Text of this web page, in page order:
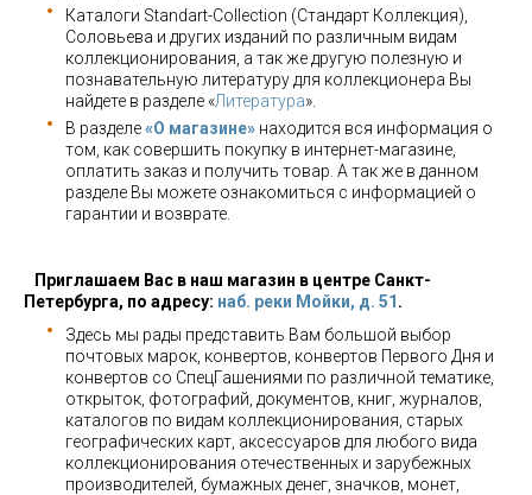
Каталоги Standart-Collection (Стандарт Коллекция),
Соловьева и других изданий по различным видам
коллекционирования, а так же другую полезную и
познавательную литературу для коллекционера Вы
найдете в разделе «Литература».
В разделе«О магазине» находится вся информация о
том, как совершить покупку в интернет-магазине,
оплатить заказ и получить товар. А так же в данном
разделе Вы можете ознакомиться с информацией о
гарантии и возврате.
Приглашаем Вас в наш магазин в центре Санкт-
Петербурга, по адресу: наб. реки Мойки, д. 51 .
Здесь мы рады представить Вам большой выбор
почтовых марок, конвертов, конвертов Первого Дня и
конвертов со СпецГашениями по различной тематике,
открыток, фотографий, документов, книг, журналов,
каталогов по видам коллекционирования, старых
географических карт, аксессуаров для любого вида
коллекционирования отечественных и зарубежных
производителей, бумажных денег, значков, монет,